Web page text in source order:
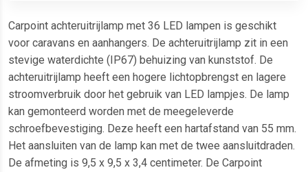
Carpoint achteruitrijlamp met 36 LED lampen is geschikt
voor caravans en aanhangers. De achteruitrijlamp zit in een
stevige waterdichte (IP67) behuizing van kunststof. De
achteruitrijlamp heeft een hogere lichtopbrengst en lagere
stroomverbruik door het gebruik van LED lampjes. De lamp
kan gemonteerd worden met de meegeleverde
schroefbevestiging. Deze heeft een hartafstand van 55 mm.
Het aansluiten van de lamp kan met de twee aansluitdraden.
De afmeting is 9,5 x 9,5 x 3,4 centimeter. De Carpoint